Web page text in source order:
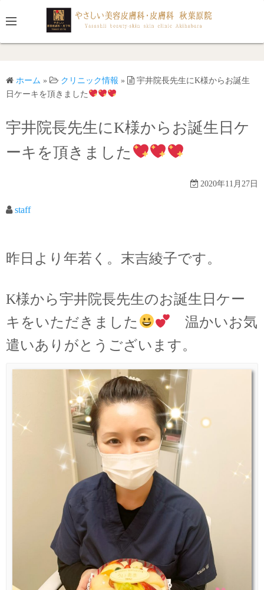
ン
へ
ス
ッ
ホーム » クリニック情報 »
宇井院長先生にK様からお誕生
日ケーキを頂きました
宇井院長先生にK様からお誕生日ケ
ーキを頂きました
2020年11月27日
staff
昨日より年若く。末吉綾子です。
K様から宇井院長先生のお誕生日ケー
キをいただきました
温かいお気
遣いありがとうございます。